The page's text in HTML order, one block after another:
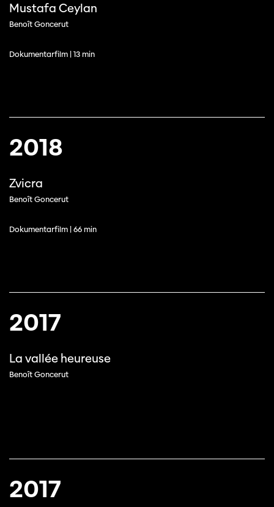
Mustafa Ceylan
Benoît Goncerut
Dokumentarfilm | 13 min
2018
Zvicra
Benoît Goncerut
Dokumentarfilm | 66 min
2017
La vallée heureuse
Benoît Goncerut
2017